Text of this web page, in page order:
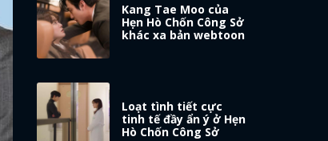
Kang Tae Moo của
Hẹn Hò Chốn Công Sở
khác xa bản webtoon
Loạt tình tiết cực
tinh tế đầy ẩn ý ở Hẹn
Hò Chốn Công Sở